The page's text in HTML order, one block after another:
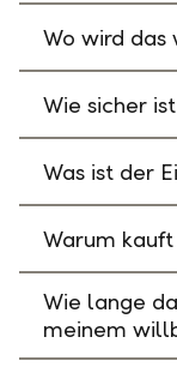
Wo wird
Wie sicher
Was ist der
Warum
Wie lange
meinem